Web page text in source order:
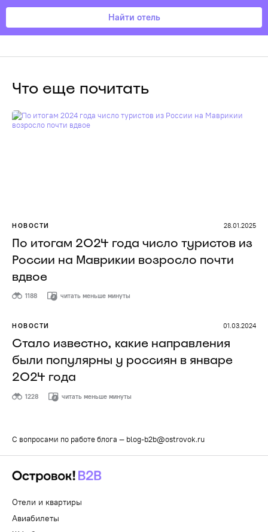
Найти отель
Что еще почитать
НОВОСТИ 28.01.2025
По итогам 2024 года число туристов из
России на Маврикии возросло почти
вдвое
1188 читать меньше минуты
НОВОСТИ 01.03.2024
Стало известно, какие направления
были популярны у россиян в январе
2024 года
1228 читать меньше минуты
Отели и квартиры
Авиабилеты
С вопросами по работе блога — blog-b2b@ostrovok.ru